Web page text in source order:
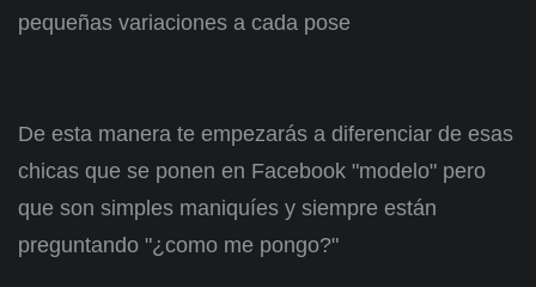
pequeñas variaciones a cada pose
De esta manera te empezarás a diferenciar de esas
chicas que se ponen en Facebook "modelo" pero
que son simples maniquíes y siempre están
preguntando "¿como me pongo?"